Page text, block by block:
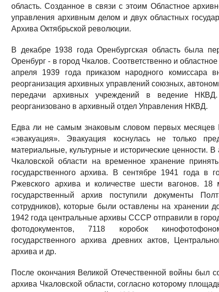
область. Созданное в связи с этоим Областное
управления архивным делом и двух областных
Архива Октябрьской революции.
В декабре 1938 года Оренбургская область была
Оренбург - в город Чкалов. Соответственно и
апреля 1939 года приказом народного комиссара
реорганизация архивных управлений союзных,
передачи архивных учреждений в ведение
реорганизовано в архивный отдел Управления НКВД.
Едва ли не самым знаковым словом первых месяцев
«эвакуация». Эвакуация коснулась не только
материальные, культурные и исторические ценности.
Чкаловской области на временное хранение
государственного архива. В сентябре 1941 года в
Ржевского архива и количестве шести вагонов.
государственный архив поступили документы
сотрудников), которые были оставлены на хранении
1942 года центральные архивы СССР отправили в
фотодокументов, 7118 коробок
государственного архива древних актов,
архива и др.
После окончания Великой Отечественной войны был
архива Чкаловской области, согласно которому